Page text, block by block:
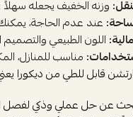
وزنه الخفيف يجعله سهلاً
عند عدم الحاجة،
اللون الطبيعي
مناسب للمنازل،
قابل للطي من ديكورا
عن حل عملي وذكي لفصل